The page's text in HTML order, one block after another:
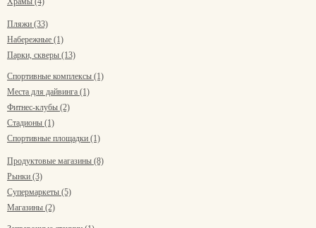
Пляжи (33)
Набережные (1)
Парки, скверы (13)
Спортивные комплексы (1)
Места для дайвинга (1)
Фитнес-клубы (2)
Стадионы (1)
Спортивные площадки (1)
Продуктовые магазины (8)
Рынки (3)
Супермаркеты (5)
Магазины (2)